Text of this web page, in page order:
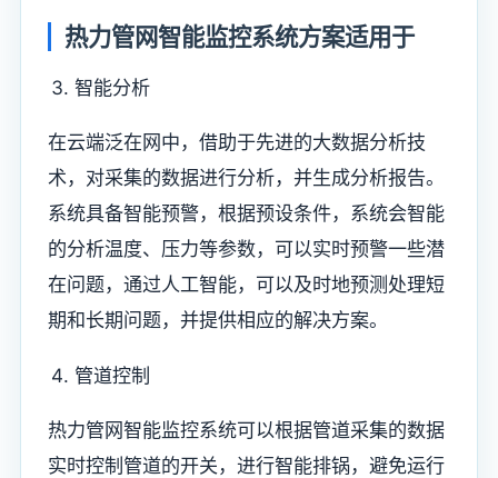
热力管网智能监控系统方案适用于
智能分析
在云端泛在网中，借助于先进的大数据分析技
术，对采集的数据进行分析，并生成分析报告。
系统具备智能预警，根据预设条件，系统会智能
的分析温度、压力等参数，可以实时预警一些潜
在问题，通过人工智能，可以及时地预测处理短
期和长期问题，并提供相应的解决方案。
管道控制
热力管网智能监控系统可以根据管道采集的数据
实时控制管道的开关，进行智能排锅，避免运行